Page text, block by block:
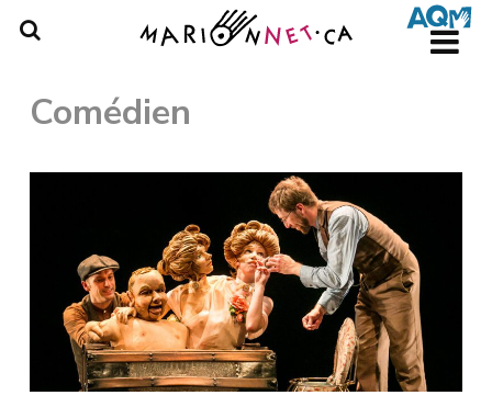
Skip
contentComédien